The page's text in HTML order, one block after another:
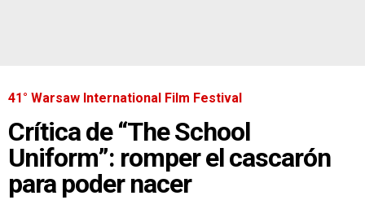
41° Warsaw International Film Festival
Crítica de “The School
Uniform”: romper el cascarón
para poder nacer